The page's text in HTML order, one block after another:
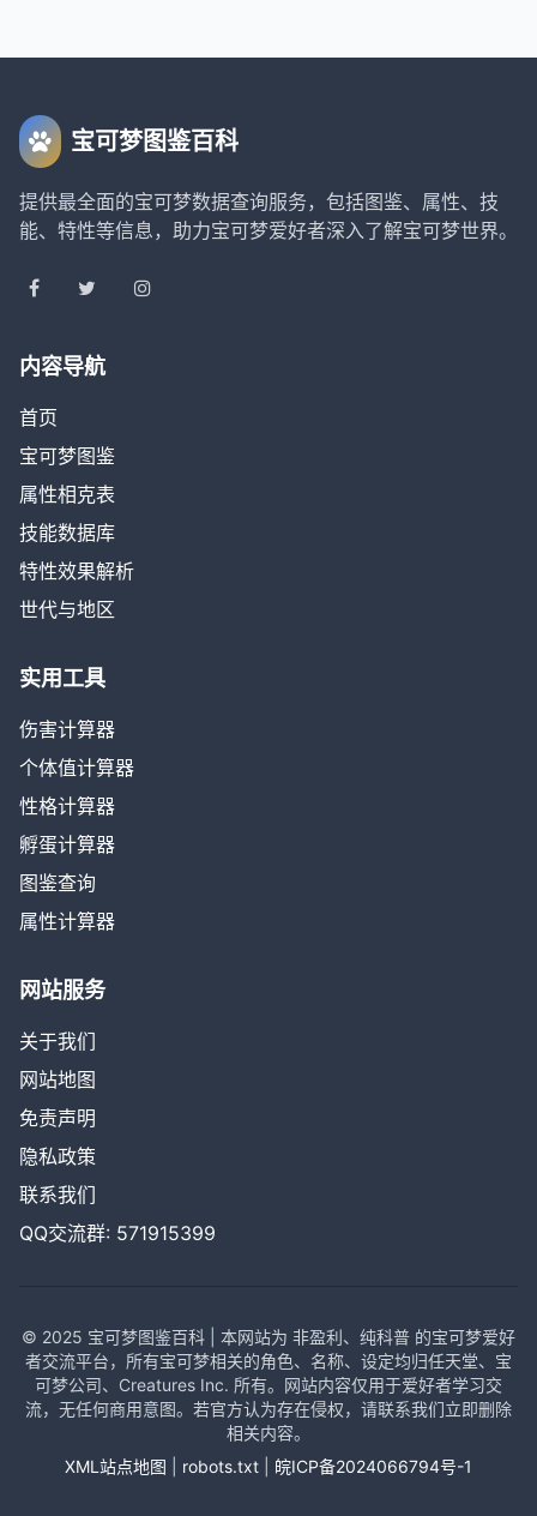
宝可梦图鉴百科
提供最全面的宝可梦数据查询服务，包括图鉴、属性、技
能、特性等信息，助力宝可梦爱好者深入了解宝可梦世界。
内容导航
首页
宝可梦图鉴
属性相克表
技能数据库
特性效果解析
世代与地区
实用工具
伤害计算器
个体值计算器
性格计算器
孵蛋计算器
图鉴查询
属性计算器
网站服务
关于我们
网站地图
免责声明
隐私政策
联系我们
QQ交流群: 571915399
© 2025 宝可梦图鉴百科 | 本网站为 非盈利、纯科普 的宝可梦爱好
者交流平台，所有宝可梦相关的角色、名称、设定均归任天堂、宝
可梦公司、Creatures Inc. 所有。网站内容仅用于爱好者学习交
流，无任何商用意图。若官方认为存在侵权，请联系我们立即删除
相关内容。
XML站点地图
robots.txt 皖ICP备2024066794号-1